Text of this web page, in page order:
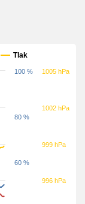
Tlak
60 %
80 %
100 %
996 hPa
999 hPa
1002 hPa
1005 hPa